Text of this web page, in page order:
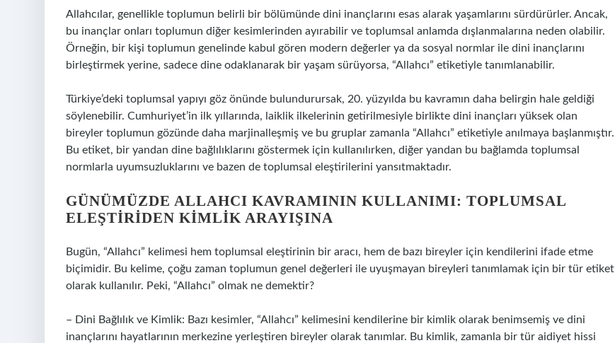
Allahcılar, genellikle toplumun belirli bir bölümünde dini inançlarını esas alarak yaşamlarını sürdürürler. Ancak,
bu inançlar onları toplumun diğer kesimlerinden ayırabilir ve toplumsal anlamda dışlanmalarına neden olabilir.
Örneğin, bir kişi toplumun genelinde kabul gören modern değerler ya da sosyal normlar ile dini inançlarını
birleştirmek yerine, sadece dine odaklanarak bir yaşam sürüyorsa, “Allahcı” etiketiyle tanımlanabilir.
Türkiye’deki toplumsal yapıyı göz önünde bulundurursak, 20. yüzyılda bu kavramın daha belirgin hale geldiği
söylenebilir. Cumhuriyet’in ilk yıllarında, laiklik ilkelerinin getirilmesiyle birlikte dini inançları yüksek olan
bireyler toplumun gözünde daha marjinalleşmiş ve bu gruplar zamanla “Allahcı” etiketiyle anılmaya başlanmıştır.
Bu etiket, bir yandan dine bağlılıklarını göstermek için kullanılırken, diğer yandan bu bağlamda toplumsal
normlarla uyumsuzluklarını ve bazen de toplumsal eleştirilerini yansıtmaktadır.
GÜNÜMÜZDE ALLAHCI KAVRAMININ KULLANIMI: TOPLUMSAL
ELEŞTIRIDEN KIMLIK ARAYIŞINA
Bugün, “Allahcı” kelimesi hem toplumsal eleştirinin bir aracı, hem de bazı bireyler için kendilerini ifade etme
biçimidir. Bu kelime, çoğu zaman toplumun genel değerleri ile uyuşmayan bireyleri tanımlamak için bir tür etiket
olarak kullanılır. Peki, “Allahcı” olmak ne demektir?
– Dini Bağlılık ve Kimlik: Bazı kesimler, “Allahcı” kelimesini kendilerine bir kimlik olarak benimsemiş ve dini
inançlarını hayatlarının merkezine yerleştiren bireyler olarak tanımlar. Bu kimlik, zamanla bir tür aidiyet hissi